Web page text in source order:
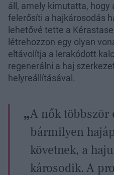
áll, amely kimutatta, hogy
felerősíti a hajkárosodás
lehetővé tette a
létrehozzon egy olyan
eltávolítja a lerakódott
regenerálni a haj
helyreállításával.
A nők többször
bármilyen
követnek, a
károsodik. A